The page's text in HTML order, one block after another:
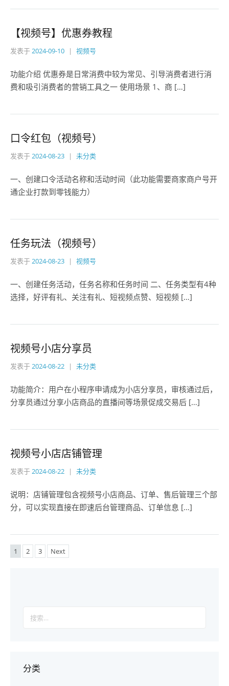
【视频号】优惠券教程
发表于2024-09-10 视频号
功能介绍 优惠券是日常消费中较为常见、引导消费者进行消
费和吸引消费者的营销工具之一 使用场景 1、商 […]
口令红包（视频号）
发表于2024-08-23 未分类
一、创建口令活动名称和活动时间（此功能需要商家商户号开
通企业打款到零钱能力）
任务玩法（视频号）
发表于2024-08-23 视频号
一、创建任务活动，任务名称和任务时间 二、任务类型有4种
选择，好评有礼、关注有礼、短视频点赞、短视频 […]
视频号小店分享员
发表于2024-08-22 未分类
功能简介：用户在小程序申请成为小店分享员，审核通过后，
分享员通过分享小店商品的直播间等场景促成交易后 […]
视频号小店店铺管理
发表于2024-08-22 未分类
说明：店铺管理包含视频号小店商品、订单、售后管理三个部
分，可以实现直接在即速后台管理商品、订单信息 […]
1 2 3 Next
索：
分类